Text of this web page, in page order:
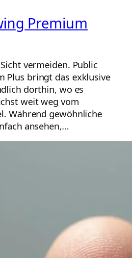
Premium
vermeiden. Public
Plus bringt das exklusive
dorthin, wo es
weit weg vom
Während gewöhnliche
ansehen,…